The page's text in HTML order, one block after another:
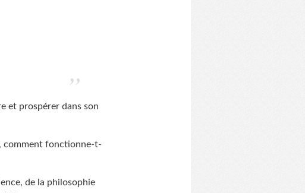
et prospérer dans son
comment fonctionne-t-
de la philosophie